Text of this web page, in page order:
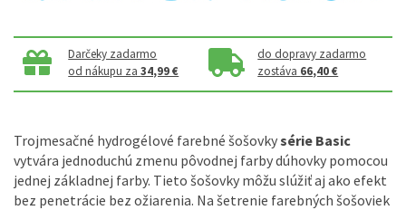
Darčeky zadarmo
od nákupu za34,99 €
do dopravy zadarmo
zostáva 66,40 €
Trojmesačné hydrogélové farebné šošovkysérie Basic
vytvára jednoduchú zmenu pôvodnej farby dúhovky pomocou
jednej základnej farby. Tieto šošovky môžu slúžiť aj ako efekt
bez penetrácie bez ožiarenia. Na šetrenie farebných šošoviek